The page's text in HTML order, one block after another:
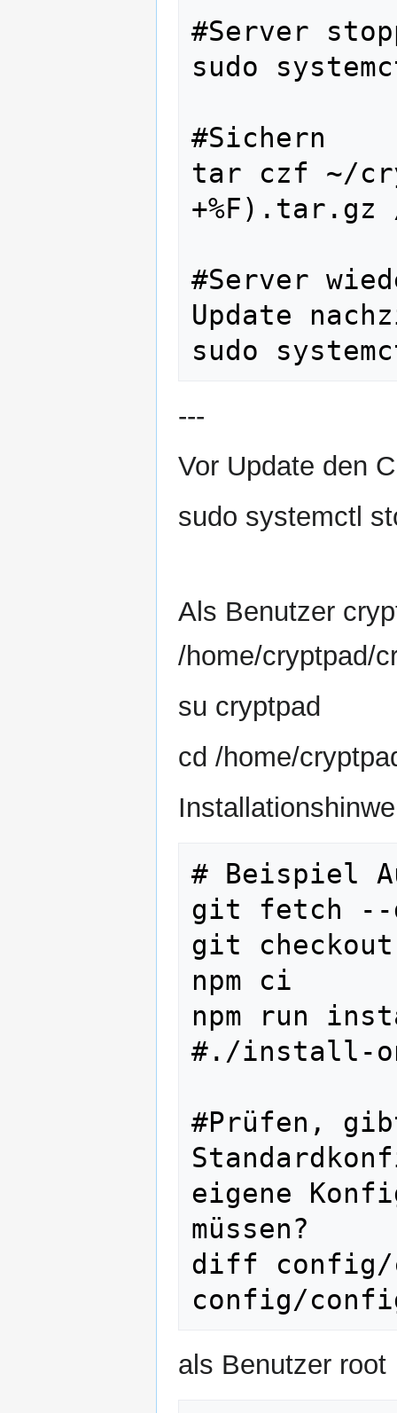
#Server
sudo
#Sichern
tar czf ~/
+%F).tar.gz
#Server
Update
---
Vor Update den
sudo systemctl
Als Benutzer
/home/cryptpad/
su cryptpad
cd /home/
# Beispiel
git fetch --
git
npm ci
npm run
#./install-
#Prüfen,
eigene
müssen?
diff config/
als Benutzer root